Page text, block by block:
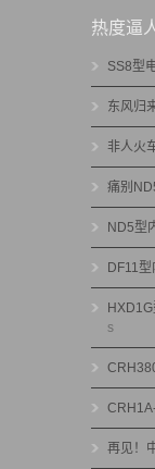
热度逼
SS8型
东风归
非人火
痛别
ND5型
DF11
s
再见！